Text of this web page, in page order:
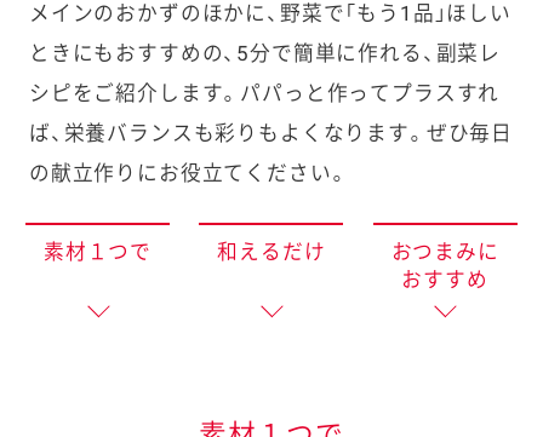
e
a
r
c
h
メインのおかずのほかに、野菜で「もう1品」ほしい
ときにもおすすめの、 5分で簡単に作れる、副菜レ
シピをご紹介します。 パパっと作ってプラスすれ
ば、栄養バランスも彩りもよくなります。ぜひ毎日
の献立作りにお役立てください。
素材１つで 和えるだけ
おつまみに
おすすめ